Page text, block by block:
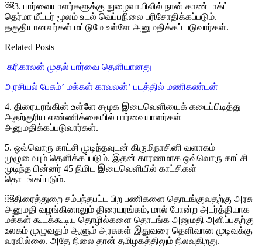
￼3. பார்வையாளர்களுக்கு நுழைவாயிலில் நான் காண்டாக்ட்
தெர்மா மீட்டர் மூலம் உடல் வெப்பநிலை பரிசோதிக்கப்படும்.
தகுதியானவர்கள் மட்டுமே உள்ளே அனுமதிக்கப் படுவார்கள்.
Related Posts
‎ கரிகாலன் முதல் பார்வை தெளியானது
அரசியல் பேசும்’ மக்கள் காவலன்’ படத்தில் மணிகண்டன்
4. திரையரங்கின் உள்ளே சமூக இடைவெளியைக் கடைப்பிடித்து
அதற்குரிய எண்ணிக்கையில் பார்வையாளர்கள்
அனுமதிக்கப்படுவார்கள்.
5. ஒவ்வொரு காட்சி முடிந்தவுடன் கிருமிநாசினி வளாகம்
முழுமையும் தெளிக்கப்படும். இதன் காரணமாக ஒவ்வொரு காட்சி
முடிந்த பின்னர் 45 நிமிட இடைவெளியில் காட்சிகள்
தொடங்கப்படும்.
￼திரைத்துறை சம்பந்தபட்ட பிற பணிகளை தொடங்குவதற்கு அரசு
அனுமதி வழங்கினாலும் திரையரங்கம், மால் போன்ற அடர்த்தியாக
மக்கள் கூடக்கூடிய தொழில்களை தொடங்க அனுமதி அளிப்பதற்கு
உலகம் முழுவதும் ஆளும் அரசுகள் இதுவரை தெளிவான முடிவுக்கு
வரவில்லை. அதே நிலை தான் தமிழகத்திலும் நிலவுகிறது.